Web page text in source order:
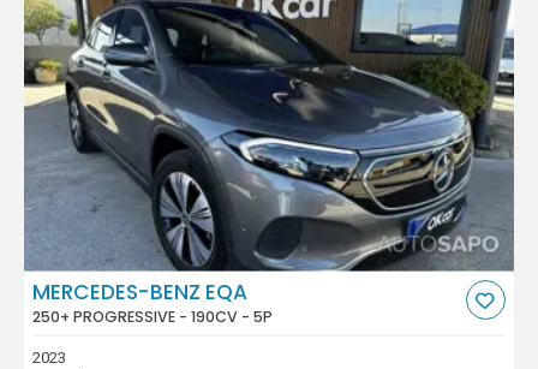
MERCEDES-BENZ EQA
250+ PROGRESSIVE - 190CV - 5P
2023